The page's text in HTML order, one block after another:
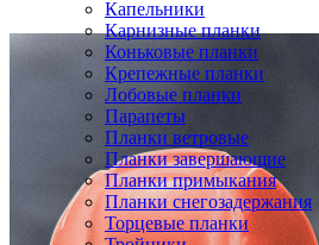
Капельники
Карнизные планки
Коньковые планки
Крепежные планки
Лобовые планки
Парапеты
Планки ветровые
Планки завершающие
Планки примыкания
Планки снегозадержания
Торцевые планки